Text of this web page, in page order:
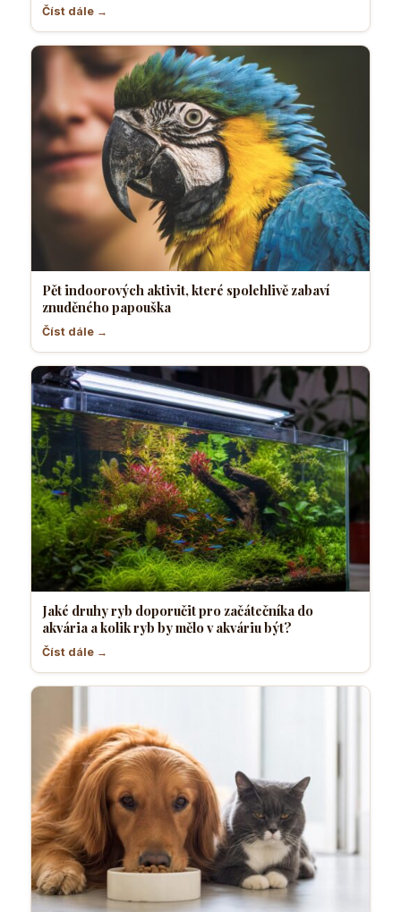
Číst dále →
Pět indoorových aktivit, které spolehlivě zabaví
znuděného papouška
Číst dále →
Jaké druhy ryb doporučit pro začátečníka do
akvária a kolik ryb by mělo v akváriu být?
Číst dále →